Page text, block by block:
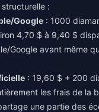
:
Google : 1000
4,70 $ à 9,40 $
Google avant même
: 19,60 $ + 200
les frais de la
une partie des